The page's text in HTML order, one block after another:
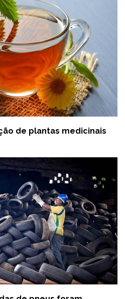
de plantas medicinais